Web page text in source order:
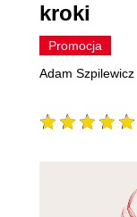
kroki
Promocja
Adam Szpilewicz